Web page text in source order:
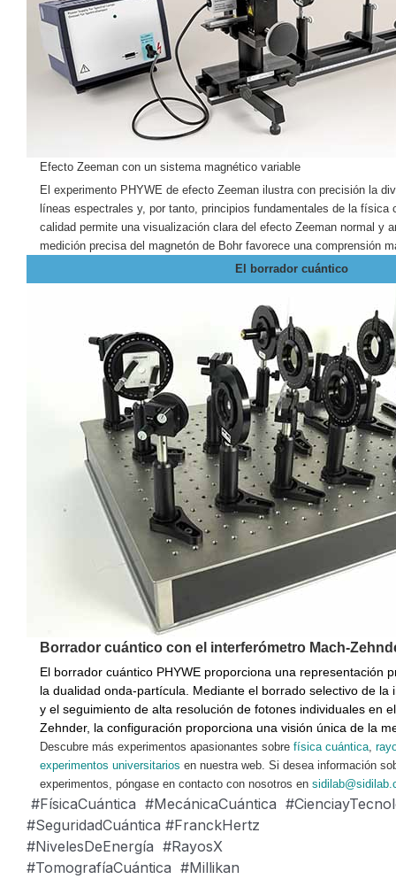
Efecto Zeeman con un sistema magnético variable
El experimento PHYWE de efecto Zeeman ilustra con precisión la
líneas espectrales y, por tanto, principios fundamentales de la física
calidad permite una visualización clara del efecto Zeeman normal y
medición precisa del magnetón de Bohr favorece una comprensión
El borrador cuántico
Borrador cuántico con el interferómetro Mach-
El borrador cuántico PHYWE proporciona una representación
la dualidad onda-partícula. Mediante el borrado selectivo de la
y el seguimiento de alta resolución de fotones individuales en
Zehnder, la configuración proporciona una visión única de la
Descubre más experimentos apasionantes sobre física cuántica,
experimentos universitarios en nuestra web. Si desea información
experimentos, póngase en contacto con nosotros en
#FísicaCuántica #MecánicaCuántica
#SeguridadCuántica #FranckHertz
#NivelesDeEnergía #RayosX
#TomografíaCuántica #Millikan